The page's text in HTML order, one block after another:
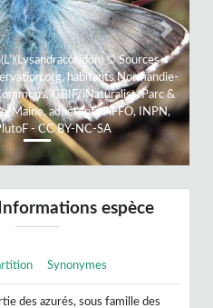
© Sources
habitants Normandie-
GBIF/iNaturalist, Parc &
Maine, adhérents AFFO, INPN,
- CC BY-NC-SA
Next
Informations espèce
Synonymes
des azurés, sous famille des